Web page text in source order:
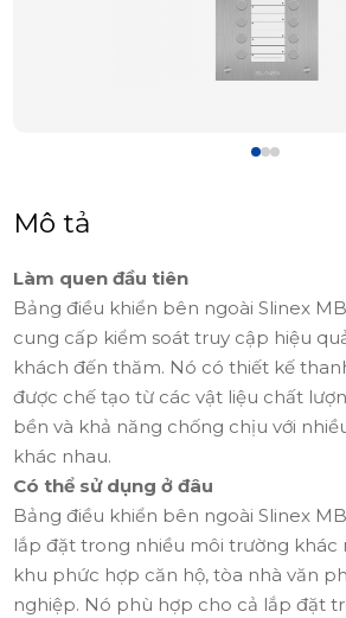
Mô tả
Làm quen đầu tiên
Bảng điều khiển bên ngoài Slinex
cung cấp kiểm soát truy cập hiệu
khách đến thăm. Nó có thiết kế
được chế tạo từ các vật liệu chất
bền và khả năng chống chịu với
khác nhau.
Có thể sử dụng ở đâu
Bảng điều khiển bên ngoài Slinex
lắp đặt trong nhiều môi trường khác
khu phức hợp căn hộ, tòa nhà văn
nghiệp. Nó phù hợp cho cả lắp đặt